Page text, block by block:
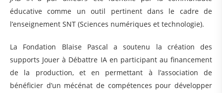
éducative comme un outil pertinent dans le cadre de
l’enseignement SNT (Sciences numériques et technologie).
La Fondation Blaise Pascal a soutenu la création des
supports Jouer à Débattre IA en participant au financement
de la production, et en permettant à l’association de
bénéficier d’un mécénat de compétences pour développer